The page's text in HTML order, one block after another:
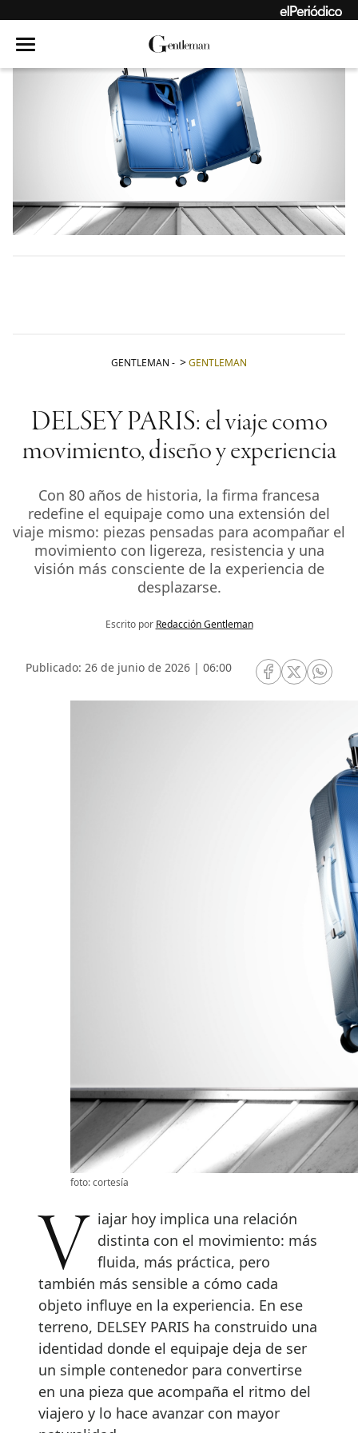
GENTLEMAN - GENTLEMAN
DELSEY PARIS: el viaje como
movimiento, diseño y experiencia
Con 80 años de historia, la firma francesa
redefine el equipaje como una extensión del
viaje mismo: piezas pensadas para acompañar el
movimiento con ligereza, resistencia y una
visión más consciente de la experiencia de
desplazarse.
Escrito por Redacción Gentleman
Publicado: 26 de junio de 2026 | 06:00
RRSS Facebook
RRSSRRSS
foto: cortesía
Viajar hoy implica una relación
distinta con el movimiento: más
fluida, más práctica, pero
también más sensible a cómo cada
objeto influye en la experiencia. En ese
terreno, DELSEY PARIS ha construido una
identidad donde el equipaje deja de ser
un simple contenedor para convertirse
en una pieza que acompaña el ritmo del
viajero y lo hace avanzar con mayor